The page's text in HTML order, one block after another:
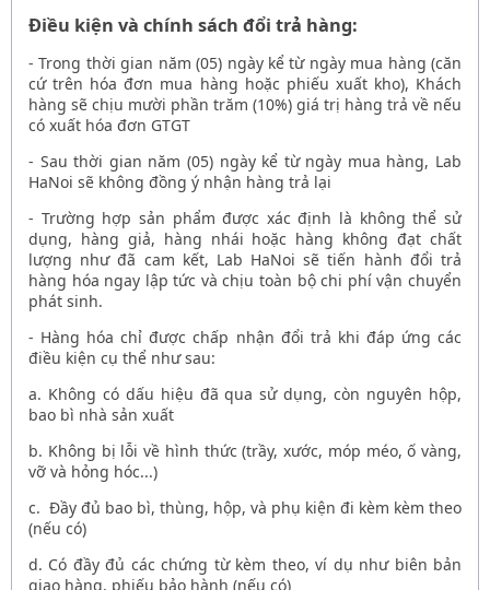
Điều kiện và chính sách đổi trả hàng:
- Trong thời gian năm (05) ngày kể từ ngày mua hàng (căn
cứ trên hóa đơn mua hàng hoặc phiếu xuất kho), Khách
hàng sẽ chịu mười phần trăm (10%) giá trị hàng trả về nếu
có xuất hóa đơn GTGT
- Sau thời gian năm (05) ngày kể từ ngày mua hàng, Lab
HaNoi sẽ không đồng ý nhận hàng trả lại
- Trường hợp sản phẩm được xác định là không thể sử
dụng, hàng giả, hàng nhái hoặc hàng không đạt chất
lượng như đã cam kết, Lab HaNoi sẽ tiến hành đổi trả
hàng hóa ngay lập tức và chịu toàn bộ chi phí vận chuyển
phát sinh.
- Hàng hóa chỉ được chấp nhận đổi trả khi đáp ứng các
điều kiện cụ thể như sau:
a. Không có dấu hiệu đã qua sử dụng, còn nguyên hộp,
bao bì nhà sản xuất
b. ​​​​​​Không bị lỗi về hình thức (trầy, xước, móp méo, ố vàng,
vỡ và hỏng hóc...)
c. Đầy đủ bao bì, thùng, hộp, và phụ kiện đi kèm kèm theo
(nếu có)
d. Có đầy đủ các chứng từ kèm theo, ví dụ như biên bản
giao hàng, phiếu bảo hành (nếu có)